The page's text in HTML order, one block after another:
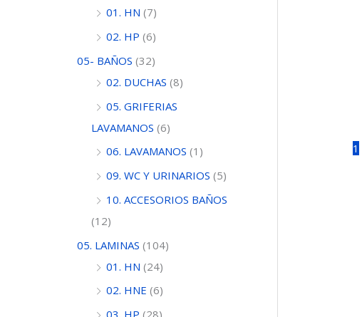
01. HN (7)
02. HP (6)
05- BAÑOS (32)
02. DUCHAS (8)
05. GRIFERIAS
LAVAMANOS (6)
06. LAVAMANOS (1)
09. WC Y URINARIOS (5)
10. ACCESORIOS BAÑOS
(12)
05. LAMINAS (104)
01. HN (24)
02. HNE (6)
1